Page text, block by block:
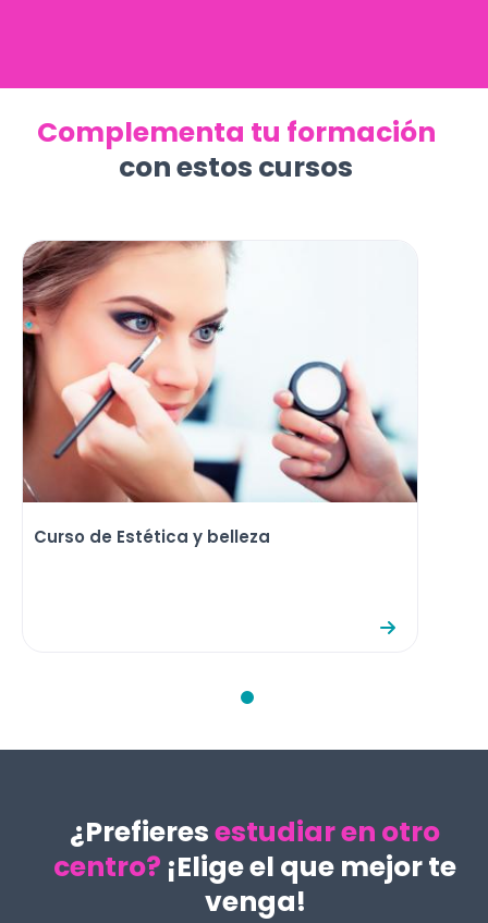
Complementa tu formación
con estos cursos
Curso de Estética y belleza
¿Prefieresestudiar en otro
centro? ¡Elige el que mejor te
venga!